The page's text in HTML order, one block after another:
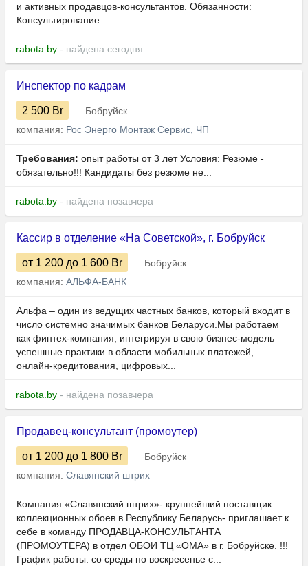
и активных продавцов-консультантов. Обязанности:
Консультирование...
rabota.by - найдена сегодня
Инспектор по кадрам
2 500 Br
Бобруйск
компания: Рос Энерго Монтаж Сервис, ЧП
Требования: опыт работы от 3 лет Условия: Резюме -
обязательно!!! Кандидаты без резюме не...
rabota.by - найдена позавчера
Кассир в отделение «На Советской», г. Бобруйск
от 1 200 до 1 600 Br
Бобруйск
компания: АЛЬФА-БАНК
Альфа – один из ведущих частных банков, который входит в
число системно значимых банков Беларуси.Мы работаем
как финтех-компания, интегрируя в свою бизнес-модель
успешные практики в области мобильных платежей,
онлайн-кредитования, цифровых...
rabota.by - найдена позавчера
Продавец-консультант (промоутер)
от 1 200 до 1 800 Br
Бобруйск
компания: Славянский штрих
Компания «Славянский штрих»- крупнейший поставщик
коллекционных обоев в Республику Беларусь- приглашает к
себе в команду ПРОДАВЦА-КОНСУЛЬТАНТА
(ПРОМОУТЕРА) в отдел ОБОИ ТЦ «ОМА» в г. Бобруйске. !!!
График работы: со среды по воскресенье с...